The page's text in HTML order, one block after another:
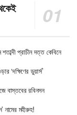
প্রাচীন দত্ত কেবিনে
‘দক্ষিণের ডুয়ার্স’
বাস্তবের রবিনসন
নামের মহীরুহ!